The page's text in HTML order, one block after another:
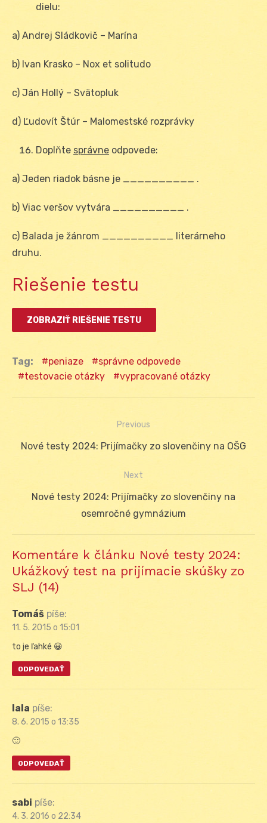
dielu:
a) Andrej Sládkovič – Marína
b) Ivan Krasko – Nox et solitudo
c) Ján Hollý – Svätopluk
d) Ľudovít Štúr – Malomestské rozprávky
Doplňte správne odpovede:
a) Jeden riadok básne je __________ .
b) Viac veršov vytvára __________ .
c) Balada je žánrom __________ literárneho
druhu.
Riešenie testu
Tag: peniaze
správne odpovede
testovacie otázky
vypracované otázky
Navigácia
Previous
Previous
Nové testy 2024: Prijímačky zo slovenčiny na OŠG
Next
NextNové testy 2024: Prijímačky zo slovenčiny na
osemročné gymnázium
Komentáre k článku Nové testy 2024:
Ukážkový test na prijímacie skúšky zo
SLJ (14)
Tomáš píše:
11. 5. 2015 o 15:01
to je ľahké 😀
ODPOVEDAŤ
lala píše:
8. 6. 2015 o 13:35
🙂
ODPOVEDAŤ
sabi píše:
4. 3. 2016 o 22:34